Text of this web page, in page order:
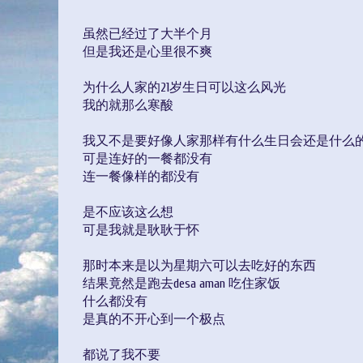
虽然已经过了大半个月
但是我还是心里很不爽
为什么人家的21岁生日可以这么风光
我的就那么寒酸
我又不是要好像人家那样有什么生日会还是什么
可是连好的一餐都没有
连一餐像样的都没有
是不应该这么想
可是我就是耿耿于怀
那时本来是以为星期六可以去吃好的东西
结果竟然是跑去desa aman 吃住家饭
什么都没有
是真的不开心到一个极点
都说了我不要